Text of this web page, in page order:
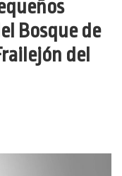
Bosque de
del